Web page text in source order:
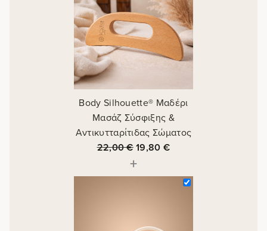
Body Silhouette® Μαδέρι
Μασάζ Σύσφιξης &
Αντικυτταρίτιδας Σώματος
22,00€19,80€
+